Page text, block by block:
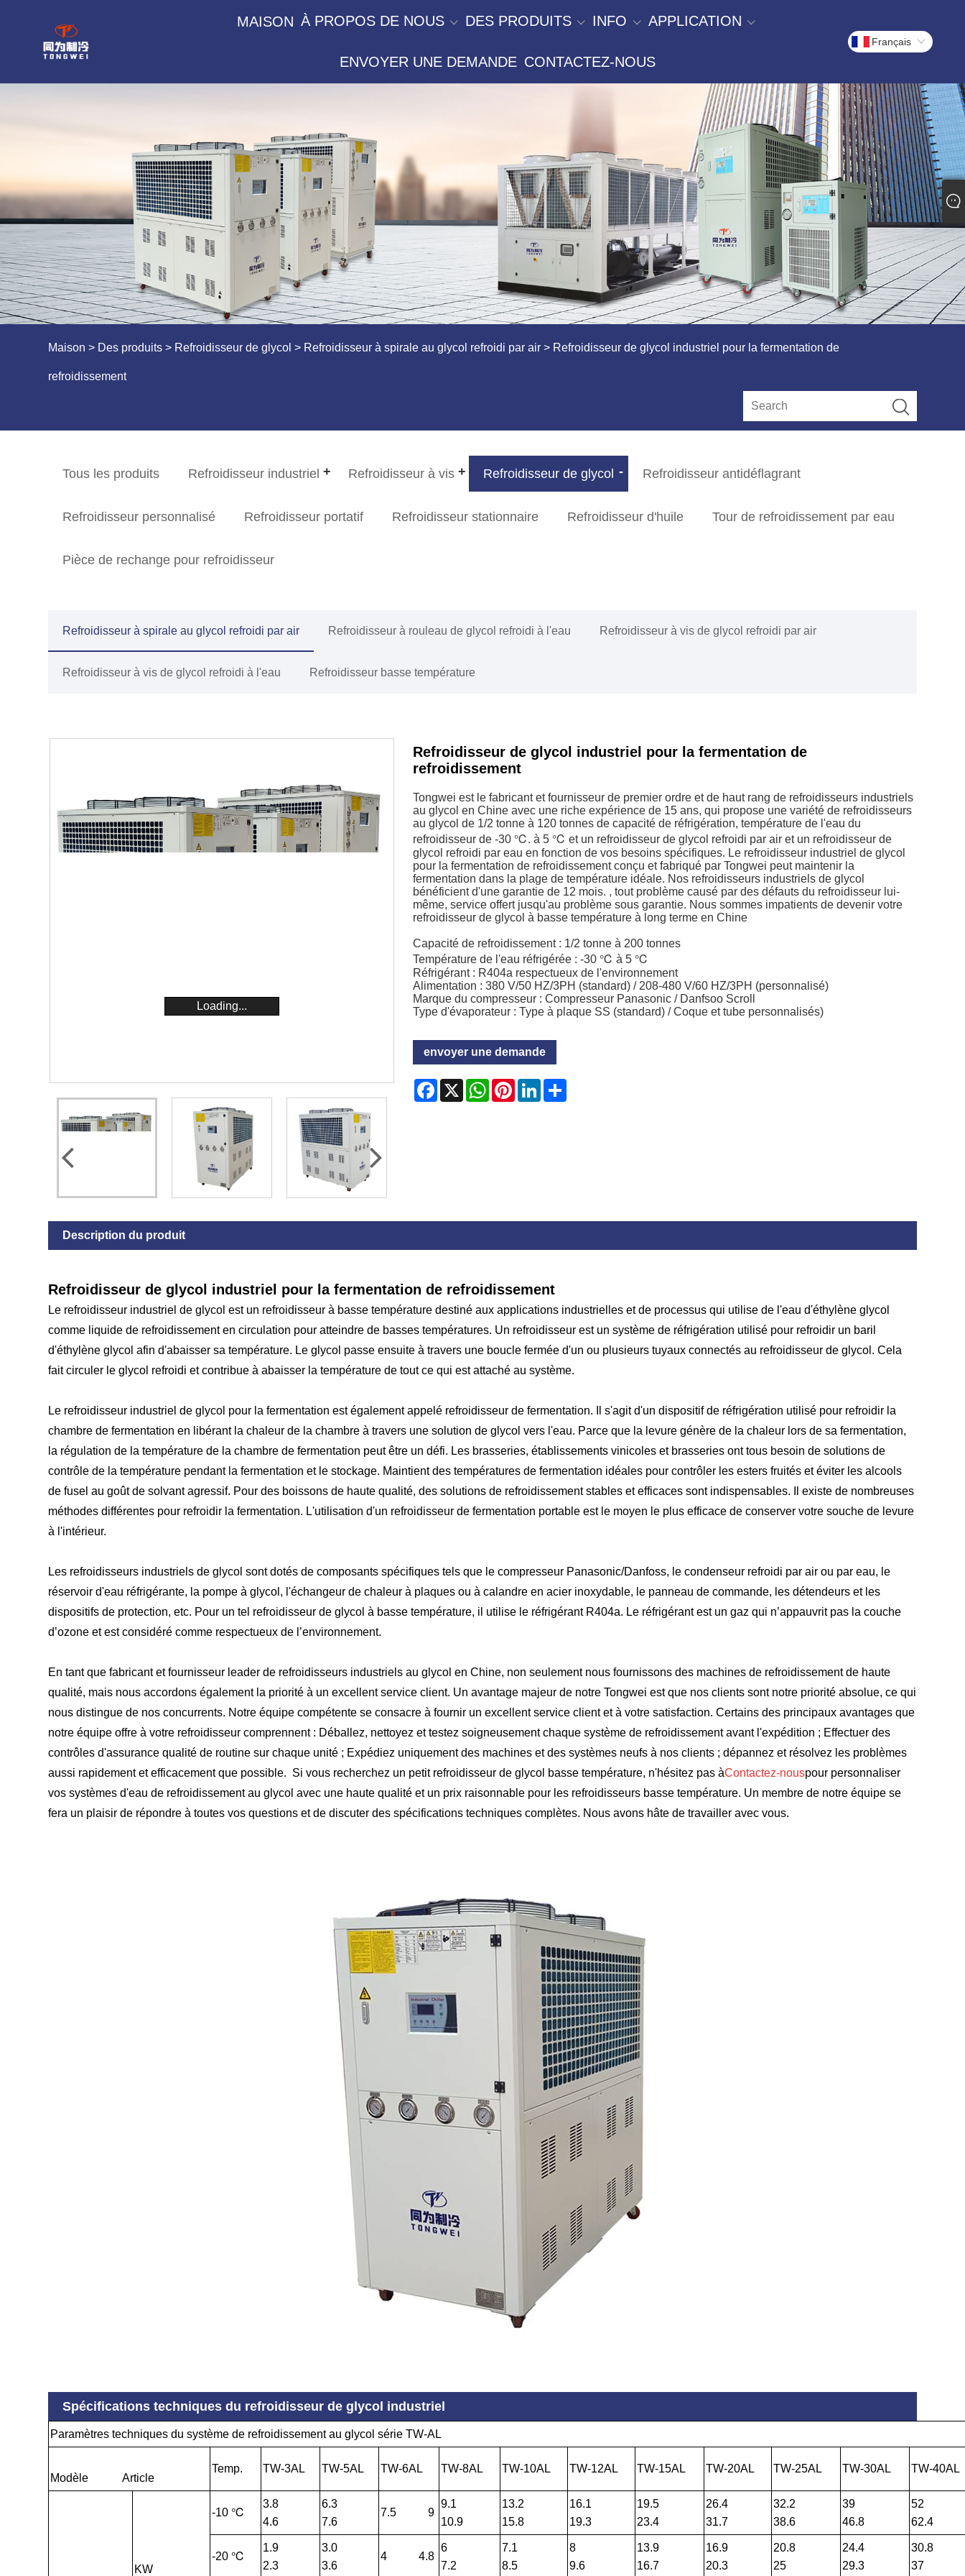
MAISON À PROPOS DE NOUS DES PRODUITS INFO APPLICATION
ENVOYER UNE DEMANDE CONTACTEZ-NOUS
Français
Maison > Des produits > Refroidisseur de glycol > Refroidisseur à spirale au glycol refroidi par air > Refroidisseur de glycol industriel pour la fermentation de
refroidissement
Tous les produits Refroidisseur industriel Refroidisseur à vis Refroidisseur de glycol Refroidisseur antidéflagrant
Refroidisseur personnalisé Refroidisseur portatif Refroidisseur stationnaire Refroidisseur d'huile Tour de refroidissement par eau
Pièce de rechange pour refroidisseur
Refroidisseur à spirale au glycol refroidi par air Refroidisseur à rouleau de glycol refroidi à l'eau Refroidisseur à vis de glycol refroidi par air
Refroidisseur à vis de glycol refroidi à l'eau Refroidisseur basse température
Loading...
Refroidisseur de glycol industriel pour la fermentation de
refroidissement
Tongwei est le fabricant et fournisseur de premier ordre et de haut rang de refroidisseurs industriels
au glycol en Chine avec une riche expérience de 15 ans, qui propose une variété de refroidisseurs
au glycol de 1/2 tonne à 120 tonnes de capacité de réfrigération, température de l'eau du
refroidisseur de -30 ℃. à 5 ℃ et un refroidisseur de glycol refroidi par air et un refroidisseur de
glycol refroidi par eau en fonction de vos besoins spécifiques. Le refroidisseur industriel de glycol
pour la fermentation de refroidissement conçu et fabriqué par Tongwei peut maintenir la
fermentation dans la plage de température idéale. Nos refroidisseurs industriels de glycol
bénéficient d'une garantie de 12 mois. , tout problème causé par des défauts du refroidisseur lui-
même, service offert jusqu'au problème sous garantie. Nous sommes impatients de devenir votre
refroidisseur de glycol à basse température à long terme en Chine
Capacité de refroidissement : 1/2 tonne à 200 tonnes
Température de l'eau réfrigérée : -30 ℃ à 5 ℃
Réfrigérant : R404a respectueux de l'environnement
Alimentation : 380 V/50 HZ/3PH (standard) / 208-480 V/60 HZ/3PH (personnalisé)
Marque du compresseur : Compresseur Panasonic / Danfsoo Scroll
Type d'évaporateur : Type à plaque SS (standard) / Coque et tube personnalisés)
envoyer une demande
Facebook
X WhatsApp
PinterestLinkedIn
Description du produit
Refroidisseur de glycol industriel pour la fermentation de refroidissement
Le refroidisseur industriel de glycol est un refroidisseur à basse température destiné aux applications industrielles et de processus qui utilise de l'eau d'éthylène glycol
comme liquide de refroidissement en circulation pour atteindre de basses températures. Un refroidisseur est un système de réfrigération utilisé pour refroidir un baril
d'éthylène glycol afin d'abaisser sa température. Le glycol passe ensuite à travers une boucle fermée d'un ou plusieurs tuyaux connectés au refroidisseur de glycol. Cela
fait circuler le glycol refroidi et contribue à abaisser la température de tout ce qui est attaché au système.
Le refroidisseur industriel de glycol pour la fermentation est également appelé refroidisseur de fermentation. Il s'agit d'un dispositif de réfrigération utilisé pour refroidir la
chambre de fermentation en libérant la chaleur de la chambre à travers une solution de glycol vers l'eau. Parce que la levure génère de la chaleur lors de sa fermentation,
la régulation de la température de la chambre de fermentation peut être un défi. Les brasseries, établissements vinicoles et brasseries ont tous besoin de solutions de
contrôle de la température pendant la fermentation et le stockage. Maintient des températures de fermentation idéales pour contrôler les esters fruités et éviter les alcools
de fusel au goût de solvant agressif. Pour des boissons de haute qualité, des solutions de refroidissement stables et efficaces sont indispensables. Il existe de nombreuses
méthodes différentes pour refroidir la fermentation. L'utilisation d'un refroidisseur de fermentation portable est le moyen le plus efficace de conserver votre souche de levure
à l'intérieur.
Les refroidisseurs industriels de glycol sont dotés de composants spécifiques tels que le compresseur Panasonic/Danfoss, le condenseur refroidi par air ou par eau, le
réservoir d'eau réfrigérante, la pompe à glycol, l'échangeur de chaleur à plaques ou à calandre en acier inoxydable, le panneau de commande, les détendeurs et les
dispositifs de protection, etc. Pour un tel refroidisseur de glycol à basse température, il utilise le réfrigérant R404a. Le réfrigérant est un gaz qui n’appauvrit pas la couche
d’ozone et est considéré comme respectueux de l’environnement.
En tant que fabricant et fournisseur leader de refroidisseurs industriels au glycol en Chine, non seulement nous fournissons des machines de refroidissement de haute
qualité, mais nous accordons également la priorité à un excellent service client. Un avantage majeur de notre Tongwei est que nos clients sont notre priorité absolue, ce qui
nous distingue de nos concurrents. Notre équipe compétente se consacre à fournir un excellent service client et à votre satisfaction. Certains des principaux avantages que
notre équipe offre à votre refroidisseur comprennent : Déballez, nettoyez et testez soigneusement chaque système de refroidissement avant l'expédition ; Effectuer des
contrôles d'assurance qualité de routine sur chaque unité ; Expédiez uniquement des machines et des systèmes neufs à nos clients ; dépannez et résolvez les problèmes
aussi rapidement et efficacement que possible. Si vous recherchez un petit refroidisseur de glycol basse température, n'hésitez pas àContactez-nouspour personnaliser
vos systèmes d'eau de refroidissement au glycol avec une haute qualité et un prix raisonnable pour les refroidisseurs basse température. Un membre de notre équipe se
fera un plaisir de répondre à toutes vos questions et de discuter des spécifications techniques complètes. Nous avons hâte de travailler avec vous.
Spécifications techniques du refroidisseur de glycol industriel
Paramètres techniques du système de refroidissement au glycol série TW-AL
Modèle Article
Temp. TW-3AL TW-5AL TW-6AL TW-8AL TW-10AL TW-12AL TW-15AL TW-20AL TW-25AL TW-30AL TW-40AL
KW
-10 ℃
3.8
4.6
6.3
7.6
7.5 9
9.1
10.9
13.2
15.8
16.1
19.3
19.5
23.4
26.4
31.7
32.2
38.6
39
46.8
52
62.4
-20 ℃
1.9
2.3
3.0
3.6
4 4.8
6
7.2
7.1
8.5
8
9.6
13.9
16.7
16.9
20.3
20.8
25
24.4
29.3
30.8
37